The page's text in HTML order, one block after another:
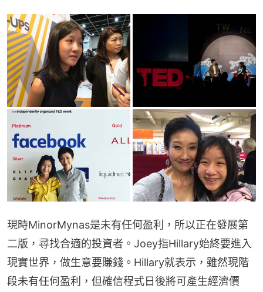
現時MinorMynas是未有任何盈利，所以正在發展第
二版，尋找合適的投資者。Joey指Hillary始終要進入
現實世界，做生意要賺錢。Hillary就表示，雖然現階
段未有任何盈利，但確信程式日後將可產生經濟價